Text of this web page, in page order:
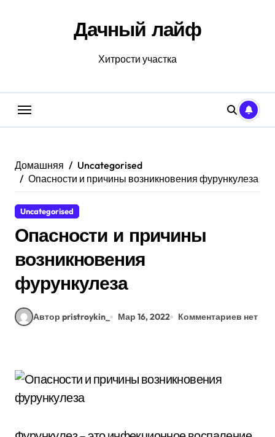
Дачный лайф
Хитрости участка
Домашняя
Uncategorised
Опасности и причины возникновения фурункулеза
Uncategorised
Опасности и причины
возникновения
фурункулеза
Автор pristroykin_ Мар 16, 2022 Комментариев нет